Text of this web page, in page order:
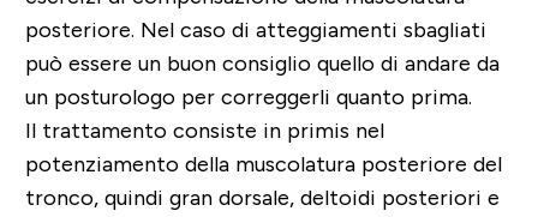
posteriore. Nel caso di atteggiamenti sbagliati
può essere un buon consiglio quello di andare da
un posturologo per correggerli quanto prima.
Il trattamento consiste in primis nel
potenziamento della muscolatura posteriore del
tronco, quindi gran dorsale, deltoidi posteriori e